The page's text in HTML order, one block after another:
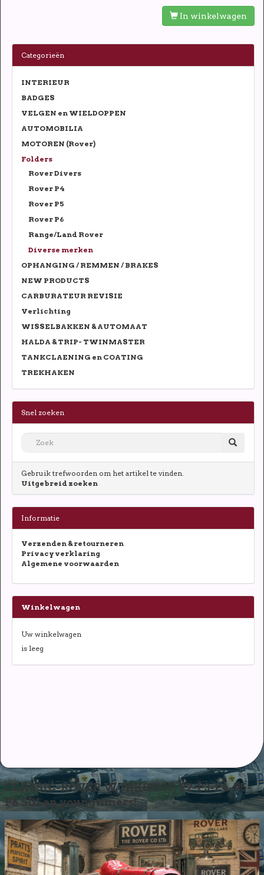
In winkelwagen
Categorieën
INTERIEUR
BADGES
VELGEN en WIELDOPPEN
AUTOMOBILIA
MOTOREN (Rover)
Folders
Rover Divers
Rover P4
Rover P5
Rover P6
Range/Land Rover
Diverse merken
OPHANGING / REMMEN / BRAKES
NEW PRODUCTS
CARBURATEUR REVISIE
Verlichting
WISSELBAKKEN & AUTOMAAT
HALDA & TRIP- TWINMASTER
TANKCLAENING en COATING
TREKHAKEN
Snel zoeken
Gebruik trefwoorden om het artikel te vinden.
Uitgebreid zoeken
Informatie
Verzenden & retourneren
Privacy verklaring
Algemene voorwaarden
Winkelwagen
Uw winkelwagen
is leeg
CLASSIC-ROVER WORKSHOP, P2-P3-P4-P5-
P6 SD1 en youngtimers!